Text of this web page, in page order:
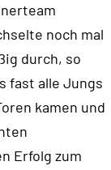
noch mal
ig durch, so
fast alle Jungs
kamen und
Erfolg zum